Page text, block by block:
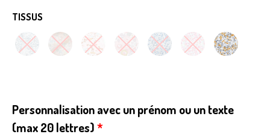
TISSUS
Personnalisation avec un prénom ou un texte
(max 20 lettres)*